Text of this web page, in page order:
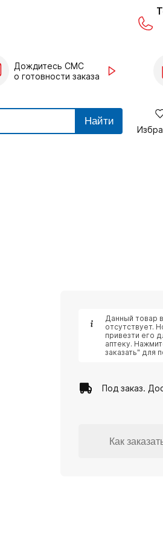
Дождитесь СМС
о готовности заказа
Найти
Данный товар
отсутствует.
привезти его
аптеку.
заказать" для
Под заказ.
Как